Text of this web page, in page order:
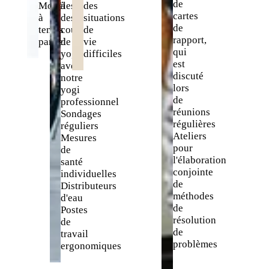
Modèles
à
temps
partiel
à
des
cours
de
yoga
avec
notre
yogi
professionnel
Sondages
réguliers
Mesures
de
santé
individuelles
Distributeurs
d'eau
Postes
de
travail
ergonomiques
des
situations
de
vie
difficiles
de
cartes
de
rapport,
qui
est
discuté
lors
de
réunions
régulières
Ateliers
pour
l'élaboration
conjointe
de
méthodes
de
résolution
de
problèmes